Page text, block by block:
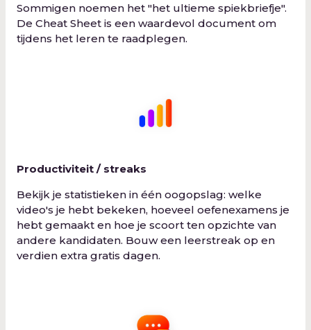
Sommigen noemen het "het ultieme spiekbriefje".
De Cheat Sheet is een waardevol document om
tijdens het leren te raadplegen.
Productiviteit / streaks
Bekijk je statistieken in één oogopslag: welke
video's je hebt bekeken, hoeveel oefenexamens je
hebt gemaakt en hoe je scoort ten opzichte van
andere kandidaten. Bouw een leerstreak op en
verdien extra gratis dagen.